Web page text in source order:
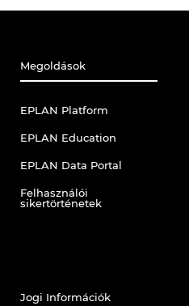
Megoldások
EPLAN Platform
EPLAN Education
EPLAN Data Portal
Felhasználói
sikertörténetek
Jogi Információk